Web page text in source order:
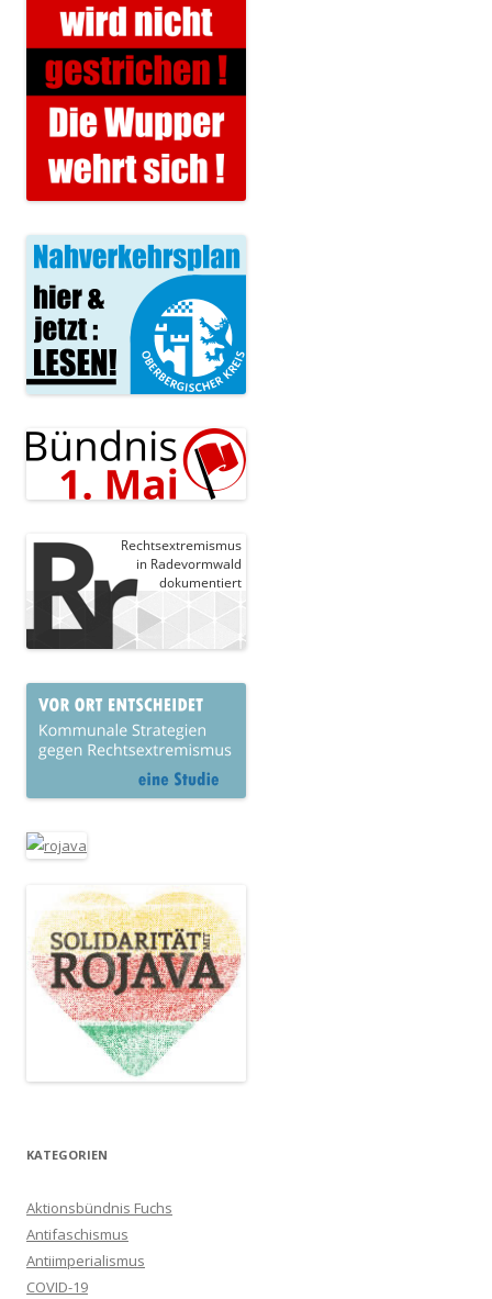
KATEGORIEN
Aktionsbündnis Fuchs
Antifaschismus
Antiimperialismus
COVID-19